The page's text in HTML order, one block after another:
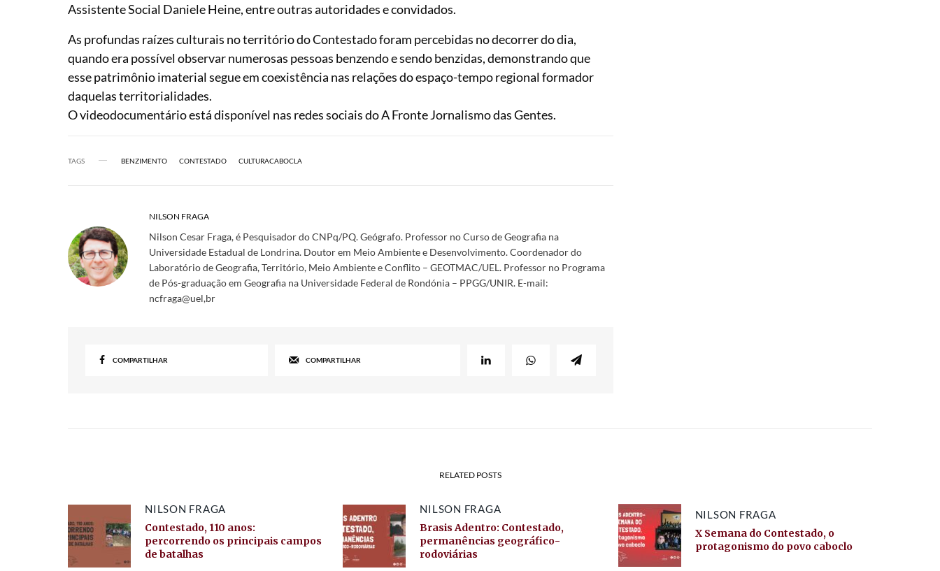
Assistente Social Daniele Heine, entre outras autoridades e convidados.
As profundas raízes culturais no território do Contestado foram percebidas no decorrer do dia,
quando era possível observar numerosas pessoas benzendo e sendo benzidas, demonstrando que
esse patrimônio imaterial segue em coexistência nas relações do espaço-tempo regional formador
daquelas territorialidades.
O videodocumentário está disponível nas redes sociais do A Fronte Jornalismo das Gentes.
TAGS BENZIMENTO CONTESTADO CULTURACABOCLA
NILSON FRAGA
Nilson Cesar Fraga, é Pesquisador do CNPq/PQ. Geógrafo. Professor no Curso de Geografia na
Universidade Estadual de Londrina. Doutor em Meio Ambiente e Desenvolvimento. Coordenador do
Laboratório de Geografia, Território, Meio Ambiente e Conflito – GEOTMAC/UEL. Professor no Programa
de Pós-graduação em Geografia na Universidade Federal de Rondónia – PPGG/UNIR. E-mail:
ncfraga@uel,br
COMPARTILHAR COMPARTILHAR
RELATED POSTS
NILSON FRAGA
Contestado, 110 anos:
percorrendo os principais campos
de batalhas
NILSON FRAGA
Brasis Adentro: Contestado,
permanências geográfico-
rodoviárias
NILSON FRAGA
X Semana do Contestado, o
protagonismo do povo caboclo